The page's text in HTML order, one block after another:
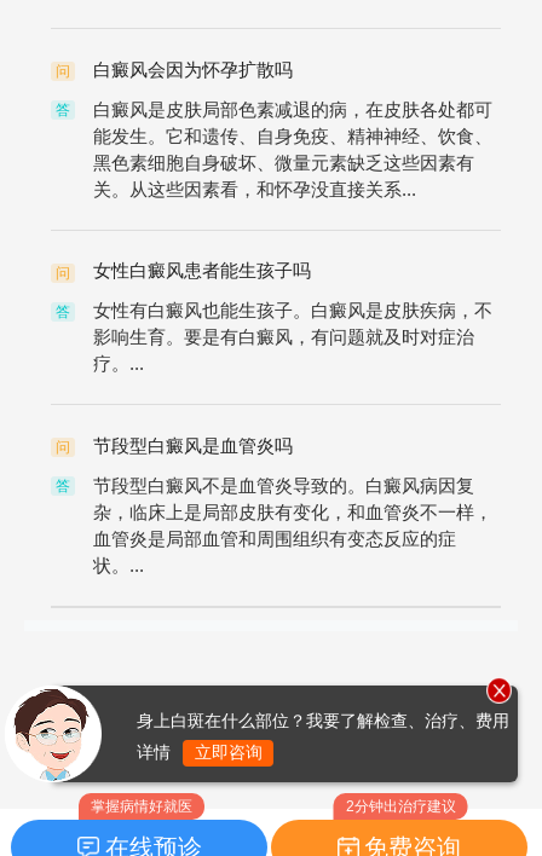
问 白癜风会因为怀孕扩散吗
答
白癜风是皮肤局部色素减退的病，在皮肤各处都可
能发生。它和遗传、自身免疫、精神神经、饮食、
黑色素细胞自身破坏、微量元素缺乏这些因素有
关。从这些因素看，和怀孕没直接关系...
问 女性白癜风患者能生孩子吗
答
女性有白癜风也能生孩子。白癜风是皮肤疾病，不
影响生育。要是有白癜风，有问题就及时对症治
疗。...
问 节段型白癜风是血管炎吗
答
节段型白癜风不是血管炎导致的。白癜风病因复
杂，临床上是局部皮肤有变化，和血管炎不一样，
血管炎是局部血管和周围组织有变态反应的症
状。...
掌握病情好就医
在线预诊
2分钟出治疗建议
免费咨询
身上白斑在什么部位？我要了解检查、治疗、费用
详情
立即咨询